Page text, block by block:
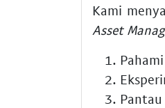
Kami
Asset